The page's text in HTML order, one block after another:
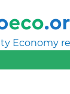
Economy